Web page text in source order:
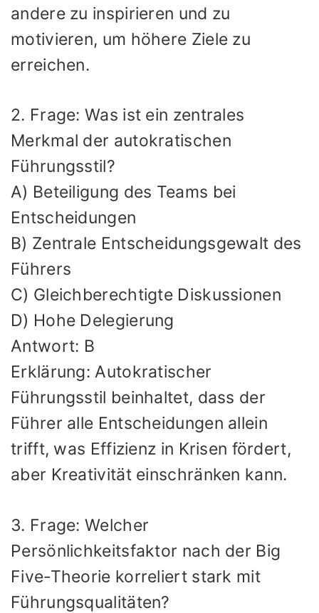
andere zu inspirieren und zu
motivieren, um höhere Ziele zu
erreichen.
2. Frage: Was ist ein zentrales
Merkmal der autokratischen
Führungsstil?
A) Beteiligung des Teams bei
Entscheidungen
B) Zentrale Entscheidungsgewalt des
Führers
C) Gleichberechtigte Diskussionen
D) Hohe Delegierung
Antwort: B
Erklärung: Autokratischer
Führungsstil beinhaltet, dass der
Führer alle Entscheidungen allein
trifft, was Effizienz in Krisen fördert,
aber Kreativität einschränken kann.
3. Frage: Welcher
Persönlichkeitsfaktor nach der Big
Five-Theorie korreliert stark mit
Führungsqualitäten?